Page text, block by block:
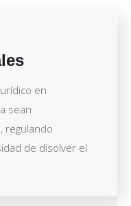
en
sean
regulando
de disolver el